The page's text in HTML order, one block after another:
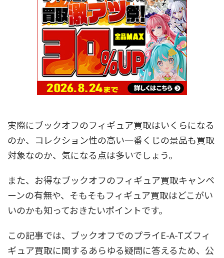
実際にブックオフのフィギュア買取はいくらになる
のか、コレクション性の高い一番くじの景品も買取
対象なのか、気になる点は多いでしょう。
また、お得なブックオフのフィギュア買取キャンペ
ーンの有無や、そもそもフィギュア買取はどこがい
いのかも知っておきたいポイントです。
この記事では、ブックオフでのプライE-A-Tズフィ
ギュア買取に関するあらゆる疑問に答えるため、公